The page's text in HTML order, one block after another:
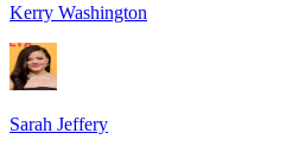
Kerry Washington
Sarah Jeffery